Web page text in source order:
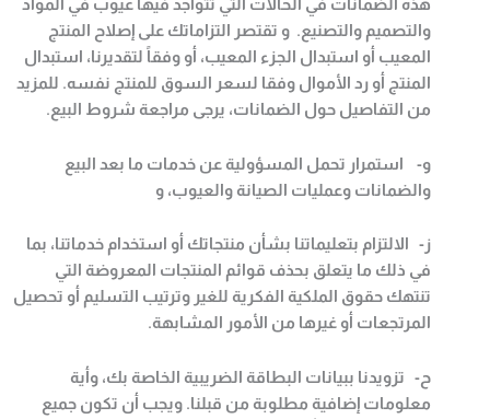
هذه الضمانات في الحالات التي تتواجد فيها عيوب في المواد
والتصميم والتصنيع. و تقتصر التزاماتك على إصلاح المنتج
المعيب أو استبدال الجزء المعيب، أو وفقاً لتقديرنا، استبدال
المنتج أو رد الأموال وفقا لسعر السوق للمنتج نفسه. للمزيد
من التفاصيل حول الضمانات، يرجى مراجعة شروط البيع.
‌و- استمرار تحمل المسؤولية عن خدمات ما بعد البيع
والضمانات وعمليات الصيانة والعيوب، و
‌ز- الالتزام بتعليماتنا بشأن منتجاتك أو استخدام خدماتنا، بما
في ذلك ما يتعلق بحذف قوائم المنتجات المعروضة التي
تنتهك حقوق الملكية الفكرية للغير وترتيب التسليم أو تحصيل
المرتجعات أو غيرها من الأمور المشابهة.
‌ح- تزويدنا ببيانات البطاقة الضريبية الخاصة بك، وأية
معلومات إضافية مطلوبة من قبلنا. ويجب أن تكون جميع